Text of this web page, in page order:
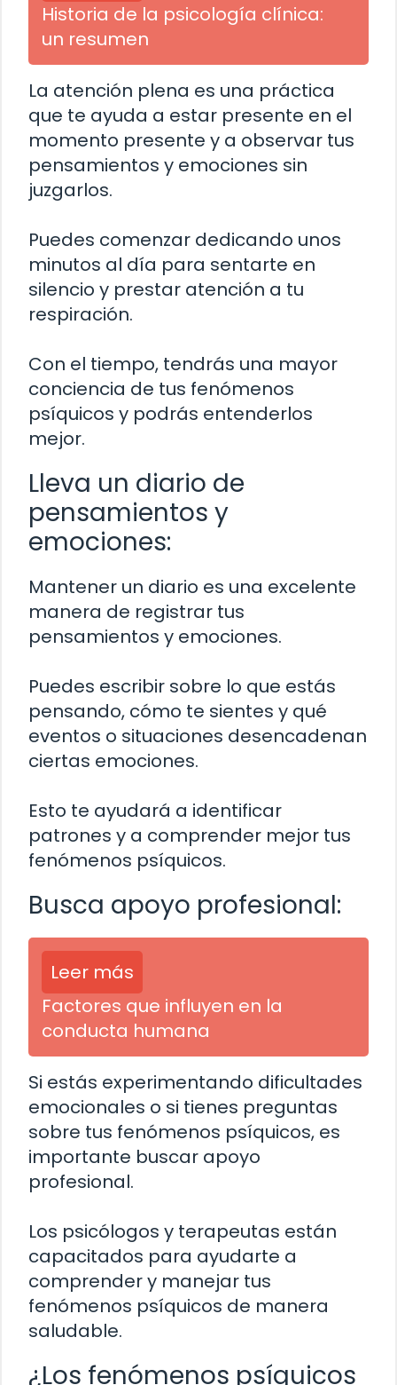
Historia de la psicología clínica:
un resumen
La atención plena es una práctica
que te ayuda a estar presente en el
momento presente y a observar tus
pensamientos y emociones sin
juzgarlos.
Puedes comenzar dedicando unos
minutos al día para sentarte en
silencio y prestar atención a tu
respiración.
Con el tiempo, tendrás una mayor
conciencia de tus fenómenos
psíquicos y podrás entenderlos
mejor.
Lleva un diario de
pensamientos y
emociones:
Mantener un diario es una excelente
manera de registrar tus
pensamientos y emociones.
Puedes escribir sobre lo que estás
pensando, cómo te sientes y qué
eventos o situaciones desencadenan
ciertas emociones.
Esto te ayudará a identificar
patrones y a comprender mejor tus
fenómenos psíquicos.
Busca apoyo profesional:
Leer más
Factores que influyen en la
conducta humana
Si estás experimentando dificultades
emocionales o si tienes preguntas
sobre tus fenómenos psíquicos, es
importante buscar apoyo
profesional.
Los psicólogos y terapeutas están
capacitados para ayudarte a
comprender y manejar tus
fenómenos psíquicos de manera
saludable.
¿Los fenómenos psíquicos